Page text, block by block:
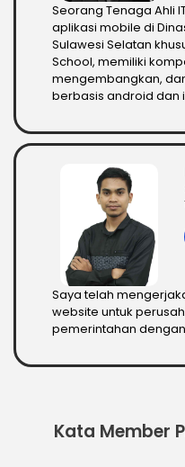
Seorang Tenaga Ahli
aplikasi mobile di
Sulawesi Selatan
School, memiliki
mengembangkan,
berbasis android dan
Saya telah
website untuk
pemerintahan
Kata Member